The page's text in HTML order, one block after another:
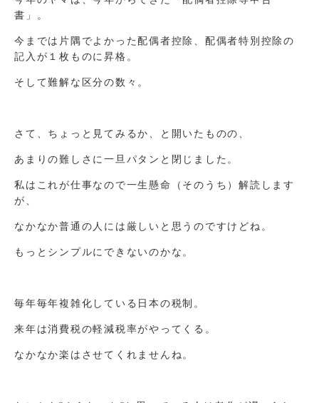
書」。
今までは片隅でよかった配偶者控除、配偶者特別控除の
記入が１枚ものに昇格。
そして難解な区分の数々。
さて、ちょっと見てみるか、と開いたものの、
あまりの難しさに一旦パタンと閉じました。
私はこれが仕事なので一生懸命（そのうち）解読します
が、
なかなか普通の人には厳しいと思うのですけどね。
もっとシンプルにできないのかな。
毎年毎年複雑化している日本の税制。
来年は消費税の軽減税率がやってくる。
なかなか楽はさせてくれませんね。